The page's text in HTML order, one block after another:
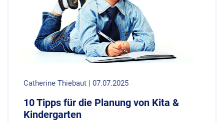
Catherine Thiebaut | 07.07.2025
10 Tipps für die Planung von Kita &
Kindergarten